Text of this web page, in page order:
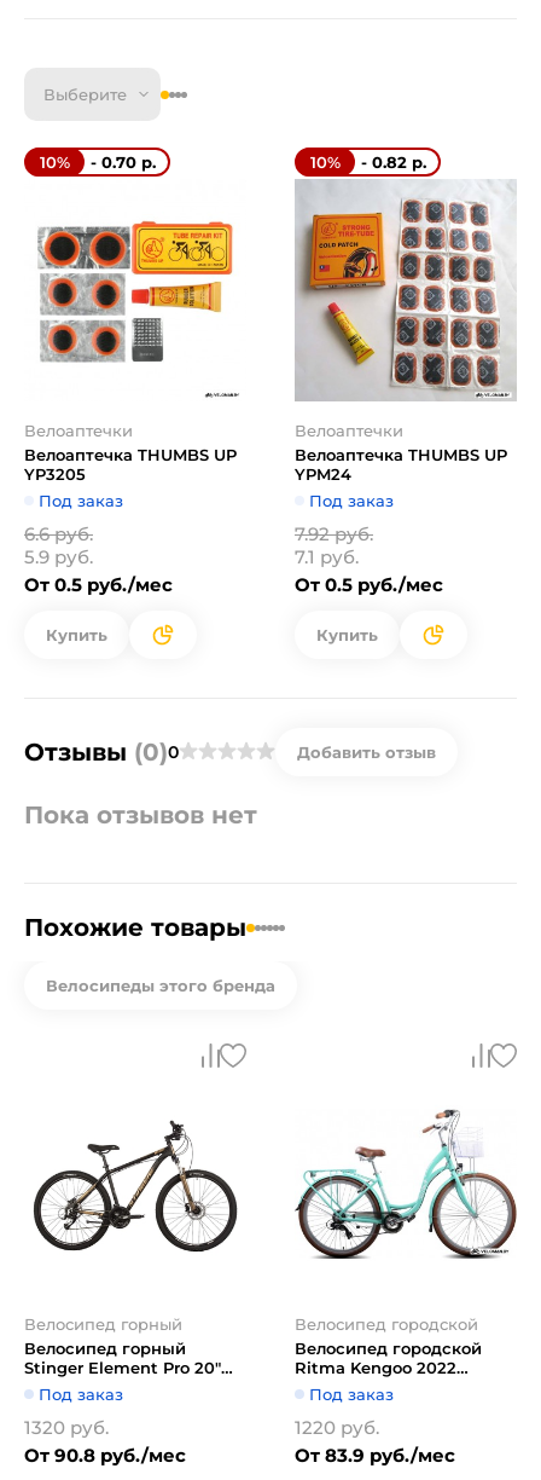
Выберите
10% - 0.70 р.
Велоаптечки
Велоаптечка THUMBS UP
YP3205
Под заказ
6.6 руб.
5.9 руб.
От 0.5 руб./мес
Купить
10% - 0.82 р.
Велоаптечки
Велоаптечка THUMBS UP
YPM24
Под заказ
7.92 руб.
7.1 руб.
От 0.5 руб./мес
Купить
Отзывы (0)0 Добавить отзыв
Пока отзывов нет
Похожие товары
Велосипеды этого бренда
Велосипед горный
Велосипед горный
Stinger Element Pro 20"
27.5" (золотистый)
Под заказ
1320 руб.
От 90.8 руб./мес
Велосипед городской
Велосипед городской
Ritma Kengoo 2022
(бирюзовый)
Под заказ
1220 руб.
От 83.9 руб./мес